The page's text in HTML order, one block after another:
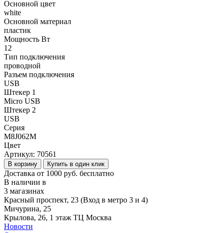
Основной цвет
white
Основной материал
пластик
Мощность Вт
12
Тип подключения
проводной
Разъем подключения
USB
Штекер 1
Micro USB
Штекер 2
USB
Серия
M8J062M
Цвет
Артикул: 70561
В корзину Купить в один клик
Доставка от 1000 руб. бесплатно
В наличии в
3 магазинах
Красный проспект, 23 (Вход в метро 3 и 4)
Мичурина, 25
Крылова, 26, 1 этаж ТЦ Москва
Новости